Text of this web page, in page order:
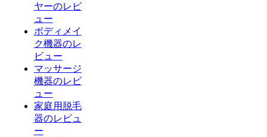
ヤーのレビ
ュー
ボディメイ
ク機器のレ
ビュー
マッサージ
機器のレビ
ュー
家庭用脱毛
器のレビュ
ー